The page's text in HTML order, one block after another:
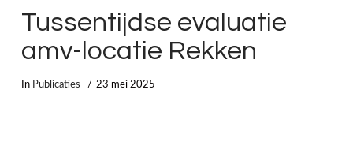
Tussentijdse evaluatie
amv-locatie Rekken
In Publicaties 23 mei 2025